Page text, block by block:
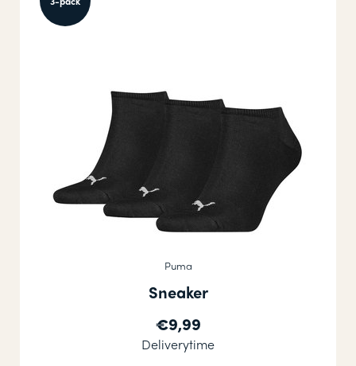
Puma
Sneaker
€9,99
Deliverytime